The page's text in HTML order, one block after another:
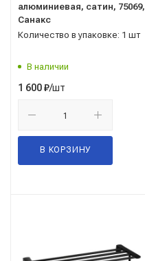
алюминиевая, сатин, 75069,
Санакс
Количество в упаковке: 1 шт
В наличии
1 600₽/шт
В КОРЗИНУ